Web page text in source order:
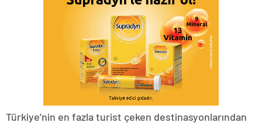
Türkiye’nin en fazla turist çeken destinasyonlarından